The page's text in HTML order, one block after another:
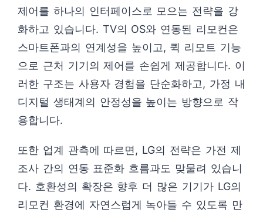
제어를 하나의 인터페이스로 모으는 전략을 강
화하고 있습니다. TV의 OS와 연동된 리모컨은
스마트폰과의 연계성을 높이고, 퀵 리모트 기능
으로 근처 기기의 제어를 손쉽게 제공합니다. 이
러한 구조는 사용자 경험을 단순화하고, 가정 내
디지털 생태계의 안정성을 높이는 방향으로 작
용합니다.
또한 업계 관측에 따르면, LG의 전략은 가전 제
조사 간의 연동 표준화 흐름과도 맞물려 있습니
다. 호환성의 확장은 향후 더 많은 기기가 LG의
리모컨 환경에 자연스럽게 녹아들 수 있도록 만